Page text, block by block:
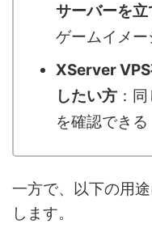
サーバーを
ゲームイメ
XServer
したい方 ：
を確認できる
一方で、以下の用
します。